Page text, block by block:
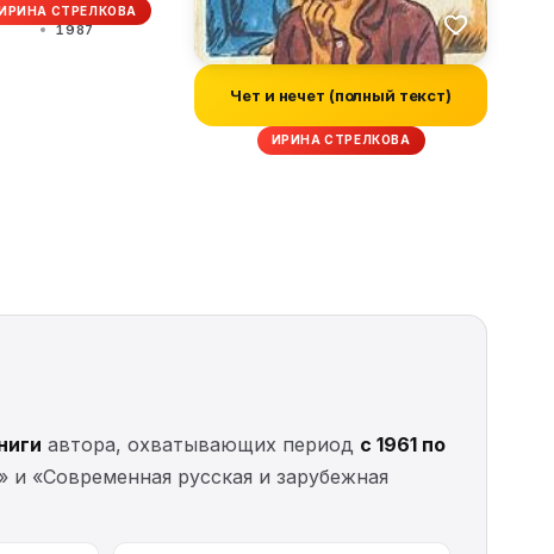
СТРЕЛКОВА
1987
Чет и нечет (полный текст)
ИРИНА СТРЕЛКОВА
автора, охватывающих период с 1961 по
«Современная русская и зарубежная